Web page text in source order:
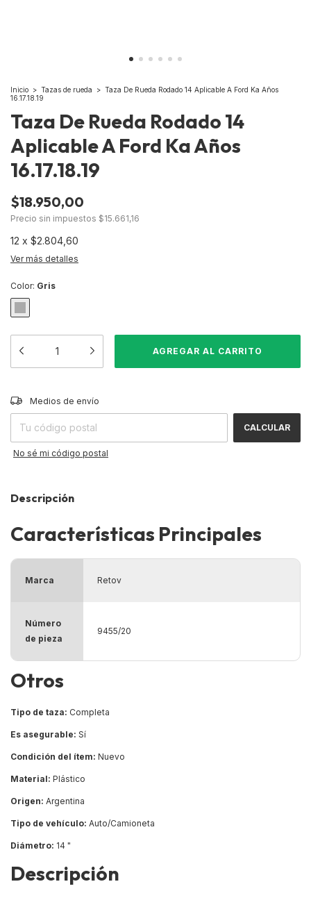
Inicio > Tazas de rueda > Taza De Rueda Rodado 14 Aplicable A Ford Ka Años
16.17.18.19
Taza De Rueda Rodado 14
Aplicable A Ford Ka Años
16.17.18.19
$18.950,00
Precio sin impuestos $15.661,16
12 x $2.804,60
Ver más detalles
Color: Gris
Entregas para el CP:
Medios de envío
CALCULAR
No sé mi código postal
Descripción
Características Principales
Marca Retov
Número
de pieza
9455/20
Otros
Tipo de taza: Completa
Es asegurable: Sí
Condición del ítem: Nuevo
Material: Plástico
Origen: Argentina
Tipo de vehículo: Auto/Camioneta
Diámetro: 14 "
Descripción